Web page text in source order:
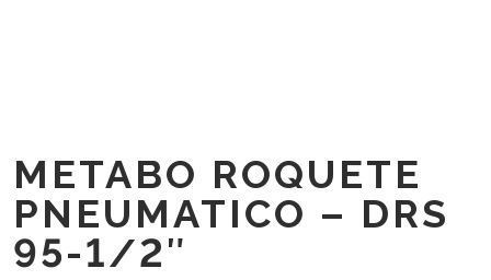
METABO ROQUETE
PNEUMATICO – DRS
95-1/2″